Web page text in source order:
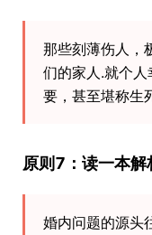
那些刻薄伤人，
们的家人.就个
要，甚至堪称生
原则7：读一本
婚内问题的源头